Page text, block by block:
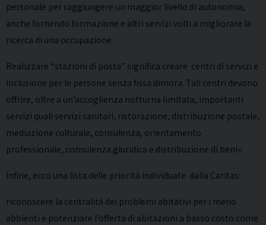
personale per raggiungere un maggior livello di autonomia,
anche fornendo formazione e altri servizi volti a migliorare la
ricerca di una occupazione.
Realizzare “stazioni di posta” significa creare centri di servizi e
inclusione per le persone senza fissa dimora. Tali centri devono
offrire, oltre a un’accoglienza notturna limitata, importanti
servizi quali servizi sanitari, ristorazione, distribuzione postale,
mediazione culturale, consulenza, orientamento
professionale, consulenza giuridica e distribuzione di beni».
Infine, ecco una lista delle priorità individuate dalla Caritas:
riconoscere la centralità dei problemi abitativi per i meno
abbienti e potenziare l’offerta di abitazioni a basso costo come